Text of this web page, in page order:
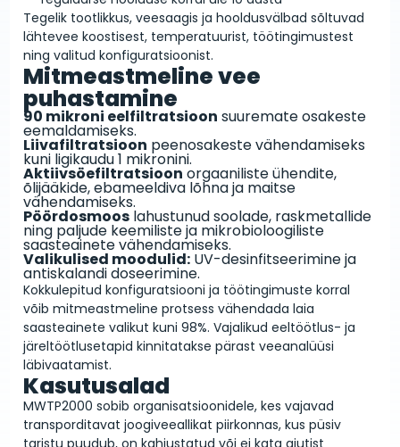
Tegelik tootlikkus, veesaagis ja hooldusvälbad sõltuvad
lähtevee koostisest, temperatuurist, töötingimustest
ning valitud konfiguratsioonist.
Mitmeastmeline vee
puhastamine
90 mikroni eelfiltratsioon suuremate osakeste
eemaldamiseks.
Liivafiltratsioon peenosakeste vähendamiseks
kuni ligikaudu 1 mikronini.
Aktiivsöefiltratsioon orgaaniliste ühendite,
õlijääkide, ebameeldiva lõhna ja maitse
vähendamiseks.
Pöördosmoos lahustunud soolade, raskmetallide
ning paljude keemiliste ja mikrobioloogiliste
saasteainete vähendamiseks.
Valikulised moodulid: UV-desinfitseerimine ja
antiskalandi doseerimine.
Kokkulepitud konfiguratsiooni ja töötingimuste korral
võib mitmeastmeline protsess vähendada laia
saasteainete valikut kuni 98%. Vajalikud eeltöötlus- ja
järeltöötlusetapid kinnitatakse pärast veeanalüüsi
läbivaatamist.
Kasutusalad
MWTP2000 sobib organisatsioonidele, kes vajavad
transporditavat joogiveeallikat piirkonnas, kus püsiv
taristu puudub, on kahjustatud või ei kata ajutist